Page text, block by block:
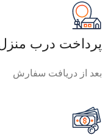
پرداخت درب
بعد از دریافت سفارش